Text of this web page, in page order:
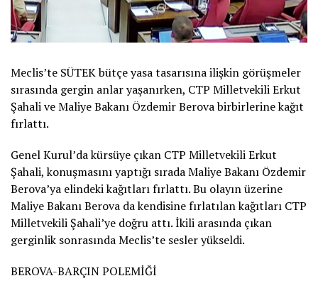
Meclis’te SÜTEK bütçe yasa tasarısına ilişkin görüşmeler
sırasında gergin anlar yaşanırken, CTP Milletvekili Erkut
Şahali ve Maliye Bakanı Özdemir Berova birbirlerine kağıt
fırlattı.
Genel Kurul’da kürsüye çıkan CTP Milletvekili Erkut
Şahali, konuşmasını yaptığı sırada Maliye Bakanı Özdemir
Berova’ya elindeki kağıtları fırlattı. Bu olayın üzerine
Maliye Bakanı Berova da kendisine fırlatılan kağıtları CTP
Milletvekili Şahali’ye doğru attı. İkili arasında çıkan
gerginlik sonrasında Meclis’te sesler yükseldi.
BEROVA-BARÇIN POLEMİĞİ